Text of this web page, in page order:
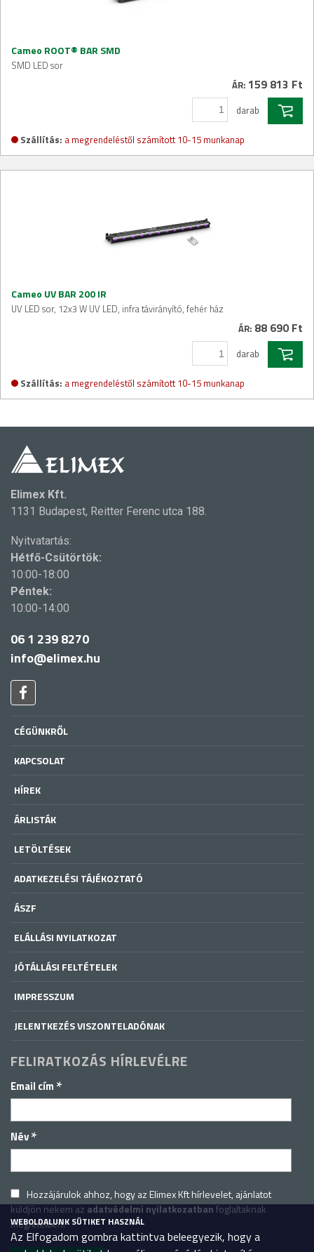
Cameo ROOT® BAR SMD
SMD LED sor
ÁR: 159 813 Ft
darab
Szállítás: a megrendeléstől számított 10-15 munkanap
Cameo UV BAR 200 IR
UV LED sor, 12x3 W UV LED, infra távirányító, fehér ház
ÁR: 88 690 Ft
darab
Szállítás: a megrendeléstől számított 10-15 munkanap
Elimex Kft.
1131 Budapest, Reitter Ferenc utca 188.
Nyitvatartás:
Hétfő-Csütörtök:
10:00-18:00
Péntek:
10:00-14:00
06 1 239 8270
info@elimex.hu
CÉGÜNKRŐL
KAPCSOLAT
HÍREK
ÁRLISTÁK
LETÖLTÉSEK
ADATKEZELÉSI TÁJÉKOZTATÓ
ÁSZF
ELÁLLÁSI NYILATKOZAT
JÓTÁLLÁSI FELTÉTELEK
IMPRESSZUM
JELENTKEZÉS VISZONTELADÓNAK
FELIRATKOZÁS HÍRLEVÉLRE
Email cím *
Név*
Hozzájárulok ahhoz, hogy az Elimex Kft hírlevelet, ajánlatot
küldjön nekem azadatvédelmi nyilatkozatbanfoglaltaknak
megfelelően.
WEBOLDALUNK SÜTIKET HASZNÁL
Az Elfogadom gombra kattintva beleegyezik, hogy a